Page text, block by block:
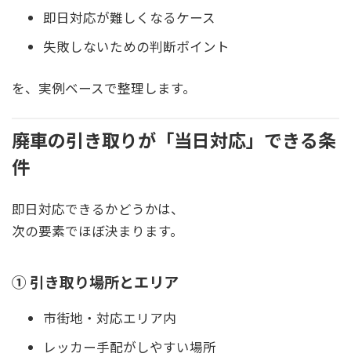
即日対応が難しくなるケース
失敗しないための判断ポイント
を、実例ベースで整理します。
廃車の引き取りが「当日対応」できる条
件
即日対応できるかどうかは、
次の要素でほぼ決まります。
① 引き取り場所とエリア
市街地・対応エリア内
レッカー手配がしやすい場所